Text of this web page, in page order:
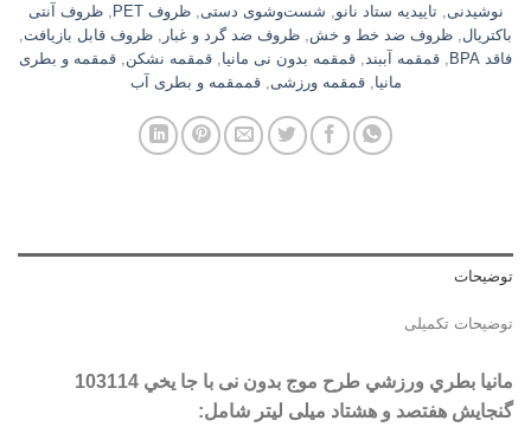
نوشیدنی ,تاییدیه ستاد نانو شست‌وشوی دستی ,ظروف PET ,ظروف آنتی
باکتریال ظروف ضد خط و خش ظروف ضد گرد و غبار ظروف قابل بازیافت
فاقد BPA
قمقمه آببند قمقمه بدون نی مانیا قمقمه نشکن قمقمه و بطری
مانیا ,قمقمه ورزشی ,قممقمه و بطری آب
توضیحات
توضیحات تکمیلی
مانیا بطري ورزشي طرح موج بدون نی با جا يخي 103114
گنجایش هفتصد و هشتاد میلی لیتر شامل: